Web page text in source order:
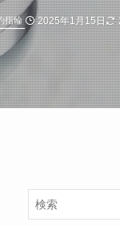
指輪 2025年1月15日